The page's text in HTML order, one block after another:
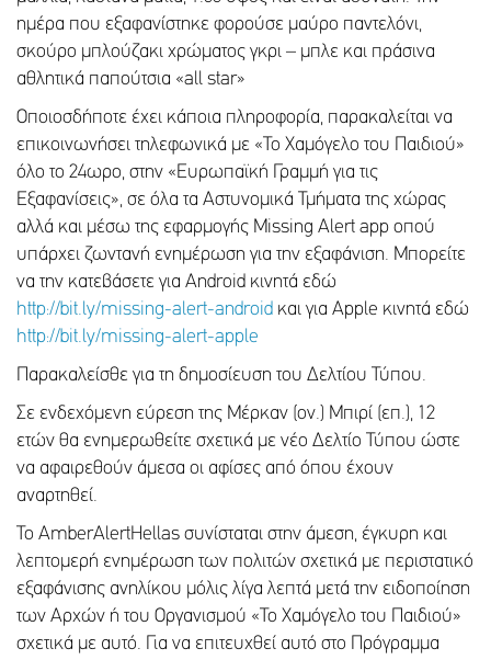
ημέρα που εξαφανίστηκε φορούσε μαύρο παντελόνι,
σκούρο μπλούζακι χρώματος γκρι – μπλε και πράσινα
αθλητικά παπούτσια «all star»
Οποιοσδήποτε έχει κάποια πληροφορία, παρακαλείται να
επικοινωνήσει τηλεφωνικά με «Το Χαμόγελο του Παιδιού»
όλο το 24ωρο, στην «Ευρωπαϊκή Γραμμή για τις
Εξαφανίσεις», σε όλα τα Αστυνομικά Τμήματα της χώρας
αλλά και μέσω της εφαρμογής Missing Alert app οπού
υπάρχει ζωντανή ενημέρωση για την εξαφάνιση. Μπορείτε
να την κατεβάσετε για Android κινητά εδώ
http://bit.ly/missing-alert-android και για Apple κινητά εδώ
http://bit.ly/missing-alert-apple
Παρακαλείσθε για τη δημοσίευση του Δελτίου Τύπου.
Σε ενδεχόμενη εύρεση της Μέρκαν (ον.) Μπιρί (επ.), 12
ετών θα ενημερωθείτε σχετικά με νέο Δελτίο Τύπου ώστε
να αφαιρεθούν άμεσα οι αφίσες από όπου έχουν
αναρτηθεί.
Το AmberAlertHellas συνίσταται στην άμεση, έγκυρη και
λεπτομερή ενημέρωση των πολιτών σχετικά με περιστατικό
εξαφάνισης ανηλίκου μόλις λίγα λεπτά μετά την ειδοποίηση
των Αρχών ή του Οργανισμού «Το Χαμόγελο του Παιδιού»
σχετικά με αυτό. Για να επιτευχθεί αυτό στο Πρόγραμμα